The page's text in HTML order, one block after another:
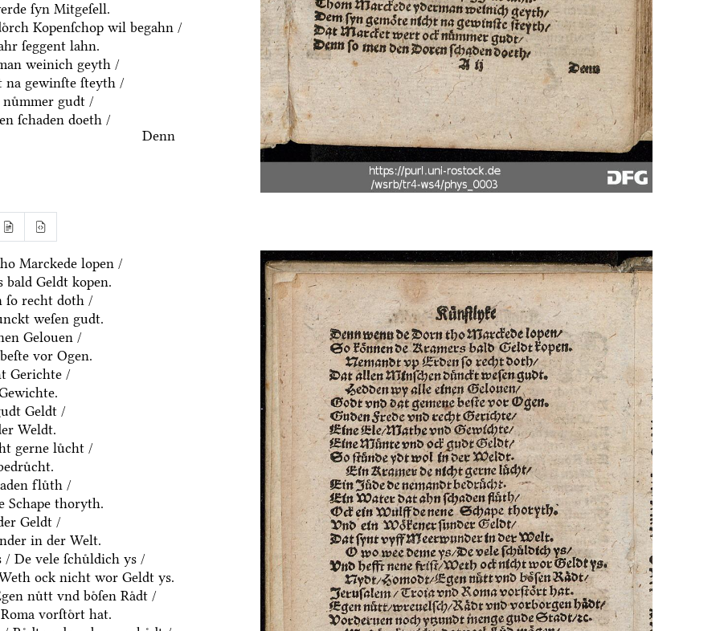
ſyn Mitgeſell.
Kopenſchop wil begahn /
ſeggent lahn.
weinich geyth /
gewinſte ſteyth /
gudt /
ſchaden doeth /
Denn
Marckede lopen /
bald Geldt kopen.
ſo recht doth /
weſen gudt.
Gelouen /
vor Ogen.
Gerichte /
Geldt /
Weldt.
gerne luͤcht /
fluͤth /
Schape thoryth.
Geldt /
in der Welt.
/ De vele ſchuͤldich ys /
ock nicht wor Geldt ys.
nuͤtt vnd boͤſen Raͤdt /
vorſtoͤrt hat.